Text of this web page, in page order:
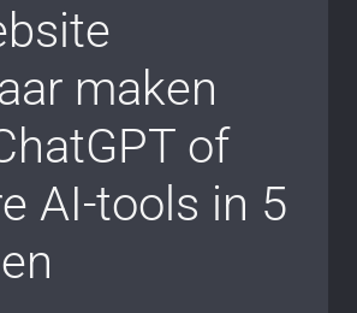
maken
of
AI-tools in 5